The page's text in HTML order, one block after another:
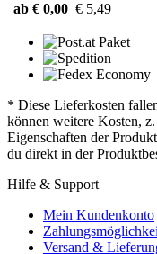
ab € 0,00 € 5,49
* Diese Lieferkosten
können weitere Kosten,
Eigenschaften der
du direkt in der
Hilfe & Support
Mein Kundenkonto
Versand &